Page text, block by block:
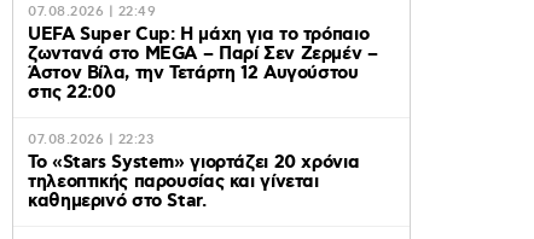
07.08.2026 | 22:49
UEFA Super Cup: Η μάχη για το τρόπαιο
ζωντανά στο MEGA – Παρί Σεν Ζερμέν –
Άστον Βίλα, την Τετάρτη 12 Αυγούστου
στις 22:00
07.08.2026 | 22:23
Το «Stars System» γιορτάζει 20 χρόνια
τηλεοπτικής παρουσίας και γίνεται
καθημερινό στο Star.